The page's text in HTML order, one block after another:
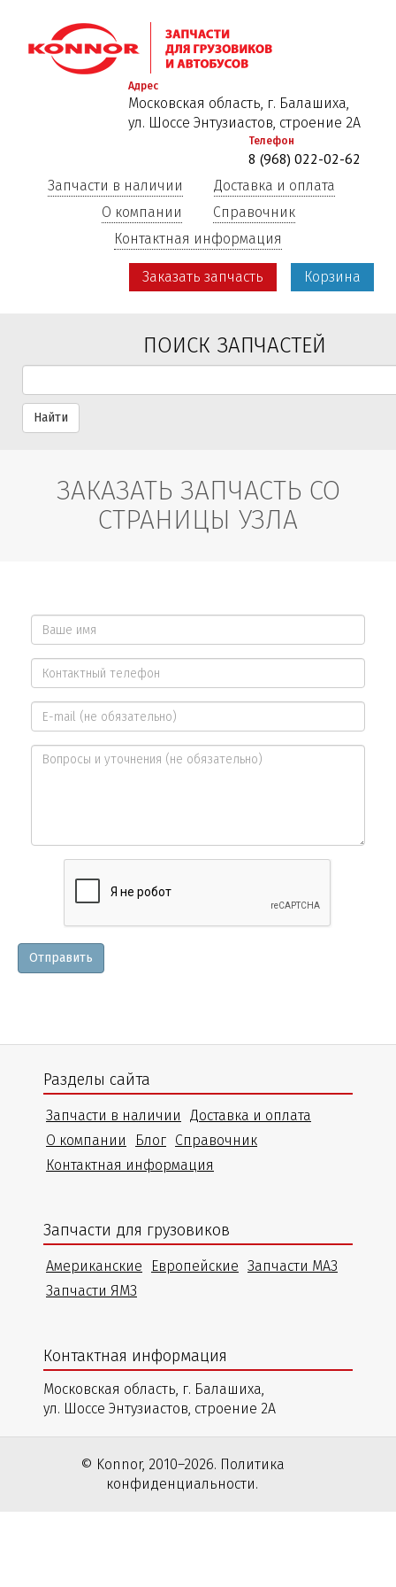
к
основному
Адрес
Московская область, г. Балашиха,
ул. Шоссе Энтузиастов, строение 2А
Телефон
8 (968) 022-02-62
Запчасти в наличии
Доставка и оплата
О компании
Справочник
Контактная информация
Заказать запчасть Корзина
ПОИСК ЗАПЧАСТЕЙ
Найти
ЗАКАЗАТЬ ЗАПЧАСТЬ СО
СТРАНИЦЫ УЗЛА
Ваше
имя
*
Контактный
телефон
*
E-
mail
Вопросы
уточнения
Отправить
Разделы сайта
Запчасти в наличии
Доставка и оплата
О компании
Блог Справочник
Контактная информация
Запчасти для грузовиков
Американские Европейские Запчасти МАЗ
Запчасти ЯМЗ
Контактная информация
Московская область, г. Балашиха,
ул. Шоссе Энтузиастов, строение 2А
© Konnor, 2010–2026. Политика
конфиденциальности.